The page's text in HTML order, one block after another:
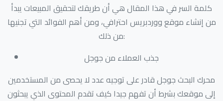
كلمة السر في هذا المقال هي أن طريقك لتحقيق المبيعات يبدأ
من إنشاء موقع ووردبريس احترافي، ومن أهم الفوائد التي تجنيها
من ذلك:
جذب العملاء من جوجل
محرك البحث جوجل قادر على توجيه عدد لا يحصى من المستخدمين
إلى موقعك بشرط أن تفهم جيدا كيف تقدم المحتوى الذي يبحثون